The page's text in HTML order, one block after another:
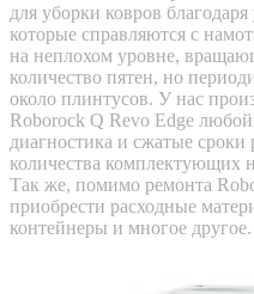
для уборки ковров
которые справляются с
на неплохом уровне,
количество пятен, но
около плинтусов. У нас
Roborock Q Revo Edge
диагностика и сжатые сроки
количества комплектующих
Так же, помимо ремонта
приобрести расходные
контейнеры и многое другое.